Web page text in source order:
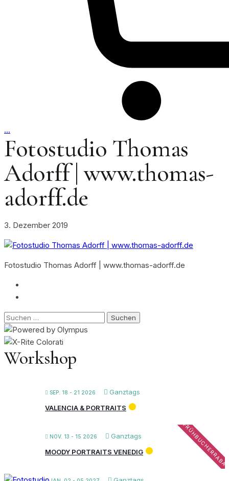
…
Fotostudio Thomas
Adorff | www.thomas-
adorff.de
3. Dezember 2019
Fotostudio Thomas Adorff | www.thomas-adorff.de
Suchen
nach:
Workshop
SEP. 18 - 21 2026
Ganztags
VALENCIA & PORTRAITS
NOV. 13 - 15 2026 Ganztags
MOODY PORTRAITS VENEDIG